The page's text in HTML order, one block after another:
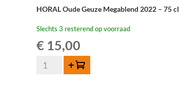
HORAL Oude Geuze Megablend 2022 – 75 cl
Slechts 3 resterend op voorraad
€ 15,00
HORAL
Toevoegen